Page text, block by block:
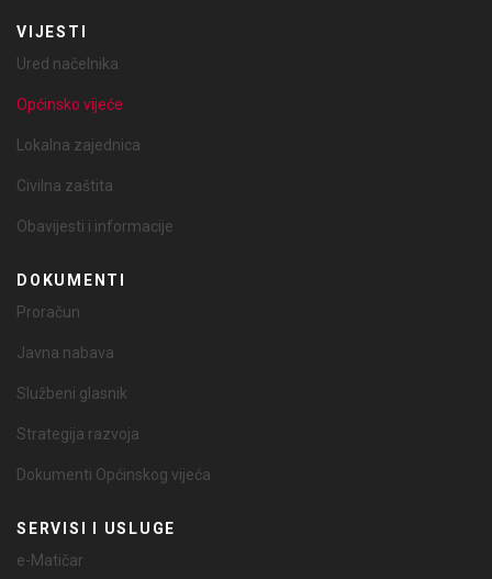
VIJESTI
Ured načelnika
Općinsko vijeće
Lokalna zajednica
Civilna zaštita
Obavijesti i informacije
DOKUMENTI
Proračun
Javna nabava
Službeni glasnik
Strategija razvoja
Dokumenti Općinskog vijeća
SERVISI I USLUGE
e-Matičar